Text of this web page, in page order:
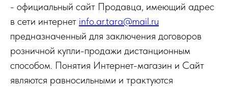
- официальный сайт Продавца, имеющий адрес
в сети интернет info.ar.tara@mail.ru
предназначенный для заключения договоров
розничной купли-продажи дистанционным
способом. Понятия Интернет-магазин и Сайт
являются равносильными и трактуются